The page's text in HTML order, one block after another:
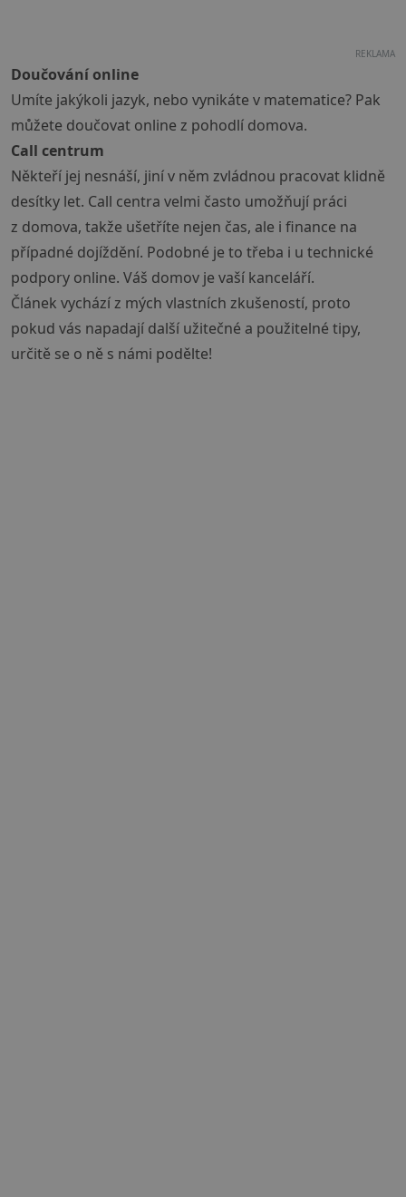
REKLAMA
Doučování online
Umíte jakýkoli jazyk, nebo vynikáte v matematice? Pak
můžete doučovat online z pohodlí domova.
Call centrum
Někteří jej nesnáší, jiní v něm zvládnou pracovat klidně
desítky let. Call centra velmi často umožňují práci
z domova, takže ušetříte nejen čas, ale i finance na
případné dojíždění. Podobné je to třeba i u technické
podpory online. Váš domov je vaší kanceláří.
Článek vychází z mých vlastních zkušeností, proto
pokud vás napadají další užitečné a použitelné tipy,
určitě se o ně s námi podělte!